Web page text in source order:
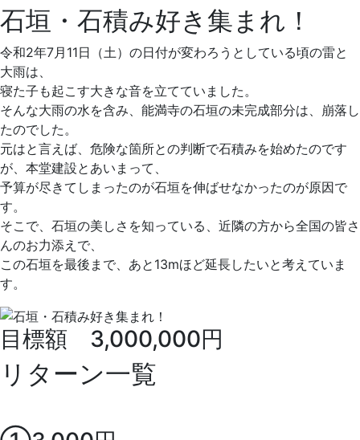
石垣・石積み好き集まれ！
令和2年7月11日（土）の日付が変わろうとしている頃の雷と
大雨は、
寝た子も起こす大きな音を立てていました。
そんな大雨の水を含み、能満寺の石垣の未完成部分は、崩落し
たのでした。
元はと言えば、危険な箇所との判断で石積みを始めたのです
が、本堂建設とあいまって、
予算が尽きてしまったのが石垣を伸ばせなかったのが原因で
す。
そこで、石垣の美しさを知っている、近隣の方から全国の皆さ
んのお力添えで、
この石垣を最後まで、あと13mほど延長したいと考えていま
す。
目標額 3,000,000円
リターン一覧